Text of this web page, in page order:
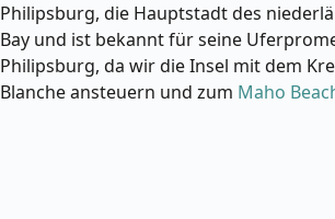
Philipsburg, die Hauptstadt des
Bay und ist bekannt für seine
Philipsburg, da wir die Insel mit dem
Blanche ansteuern und zum Maho